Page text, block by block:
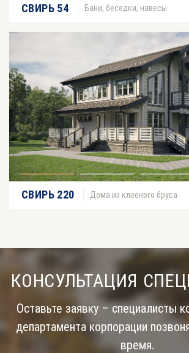
СВИРЬ 54 Бани, беседки, навесы
СВИРЬ 220 Дома из клееного бруса
КОНСУЛЬТАЦИЯ
Оставьте заявку – специалисты
департамента корпорации
время.